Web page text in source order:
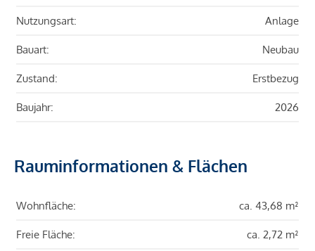
Nutzungsart: Anlage
Bauart: Neubau
Zustand: Erstbezug
Baujahr: 2026
Rauminformationen & Flächen
Wohnfläche: ca. 43,68 m²
Freie Fläche: ca. 2,72 m²